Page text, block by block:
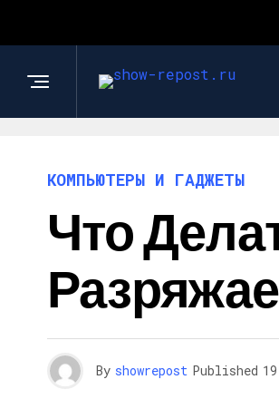
КОМПЬЮТЕРЫ И ГАДЖЕТЫ
Что
By showrepost Published